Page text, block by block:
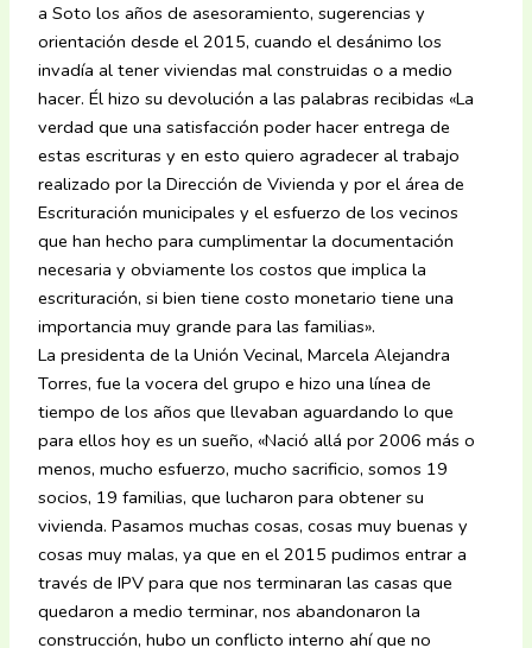
a Soto los años de asesoramiento, sugerencias y
orientación desde el 2015, cuando el desánimo los
invadía al tener viviendas mal construidas o a medio
hacer. Él hizo su devolución a las palabras recibidas «La
verdad que una satisfacción poder hacer entrega de
estas escrituras y en esto quiero agradecer al trabajo
realizado por la Dirección de Vivienda y por el área de
Escrituración municipales y el esfuerzo de los vecinos
que han hecho para cumplimentar la documentación
necesaria y obviamente los costos que implica la
escrituración, si bien tiene costo monetario tiene una
importancia muy grande para las familias».
La presidenta de la Unión Vecinal, Marcela Alejandra
Torres, fue la vocera del grupo e hizo una línea de
tiempo de los años que llevaban aguardando lo que
para ellos hoy es un sueño, «Nació allá por 2006 más o
menos, mucho esfuerzo, mucho sacrificio, somos 19
socios, 19 familias, que lucharon para obtener su
vivienda. Pasamos muchas cosas, cosas muy buenas y
cosas muy malas, ya que en el 2015 pudimos entrar a
través de IPV para que nos terminaran las casas que
quedaron a medio terminar, nos abandonaron la
construcción, hubo un conflicto interno ahí que no